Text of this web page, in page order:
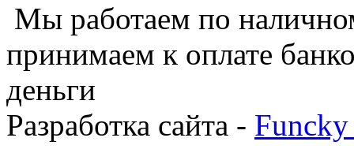
Мы работаем по
принимаем к оплате
деньги
Разработка сайта -